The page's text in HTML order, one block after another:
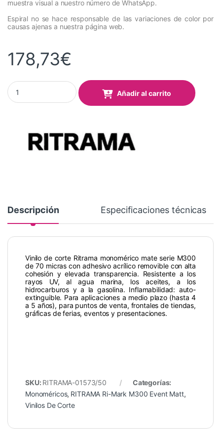
muestra visual a nuestro número de WhatsApp.
Espiral no se hace responsable de las variaciones de color por
causas ajenas a nuestra página web.
178,73€
Vinilo RITRAMA Ri-Mark Event 301 Negro Mate 1,22x50 Mts
Añadir al carrito
Descripción Especificaciones técnicas
Vinilo de corte Ritrama monomérico mate serie M300
de 70 micras con adhesivo acrílico removible con alta
cohesión y elevada transparencia. Resistente a los
rayos UV, al agua marina, los aceites, a los
hidrocarburos y a la gasolina. Inflamabilidad: auto-
extinguible. Para aplicaciones a medio plazo (hasta 4
a 5 años), para puntos de venta, frontales de tiendas,
gráficas de ferias, eventos y presentaciones.
SKU: RITRAMA-01573/50
Categorías:
Monoméricos, RITRAMA Ri-Mark M300 Event Matt,
Vinilos De Corte